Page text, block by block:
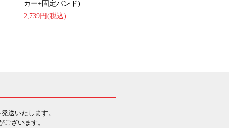
カー+固定バンド)
2,739円(税込)
送いたします。
ございます。